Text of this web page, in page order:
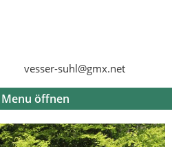
vesser-suhl@gmx.net
Menu öffnenOpen
Menu